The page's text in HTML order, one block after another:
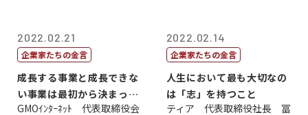
2022.02.21
企業家たちの金言
成長する事業と成長できな
い事業は最初から決まって
いる
GMOｲﾝﾀｰﾈｯﾄ 代表取締役会
2022.02.14
企業家たちの金言
人生において最も大切なの
は「志」を持つこと
ティア 代表取締役社長 冨